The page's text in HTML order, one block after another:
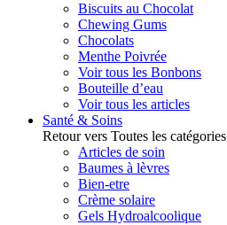
Biscuits au Chocolat
Chewing Gums
Chocolats
Menthe Poivrée
Voir tous les Bonbons
Bouteille d’eau
Voir tous les articles
Santé & Soins
Retour vers Toutes les catégories
Articles de soin
Baumes à lèvres
Bien-etre
Crème solaire
Gels Hydroalcoolique